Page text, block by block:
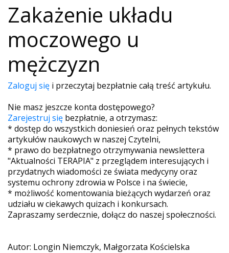
Zakażenie układu
moczowego u
mężczyzn
Zaloguj się i przeczytaj bezpłatnie całą treść artykułu.
Nie masz jeszcze konta dostępowego?
Zarejestruj się bezpłatnie, a otrzymasz:
* dostęp do wszystkich doniesień oraz pełnych tekstów
artykułów naukowych w naszej Czytelni,
* prawo do bezpłatnego otrzymywania newslettera
"Aktualności TERAPIA" z przeglądem interesujących i
przydatnych wiadomości ze świata medycyny oraz
systemu ochrony zdrowia w Polsce i na świecie,
* możliwość komentowania bieżących wydarzeń oraz
udziału w ciekawych quizach i konkursach.
Zapraszamy serdecznie, dołącz do naszej społeczności.
Autor: Longin Niemczyk, Małgorzata Kościelska